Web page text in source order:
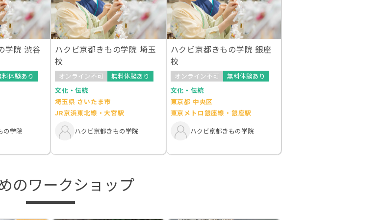
学院 渋谷
料体験あり
の学院
ハクビ京都きもの学院 埼玉
校
オンライン不可
無料体験あり
文化・伝統
埼玉県 さいたま市
JR京浜東北線・大宮駅
ハクビ京都きもの学院
ハクビ京都きもの学院 銀座
校
オンライン不可
無料体験あり
文化・伝統
東京都 中央区
東京メトロ銀座線・銀座駅
ハクビ京都きもの学院
のワークショップ